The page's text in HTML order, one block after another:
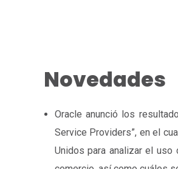
Novedades
Oracle anunció los
Service Providers”, en el
Unidos para analizar el